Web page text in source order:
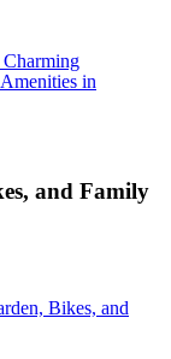
in
and Family
Bikes, and